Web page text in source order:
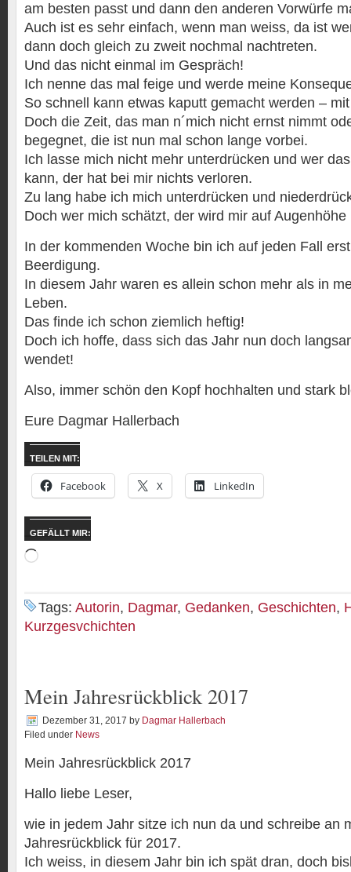
am besten passt und dann den anderen Vorwürfe
Auch ist es sehr einfach, wenn man weiss, da ist
dann doch gleich zu zweit nochmal nachtreten.
Und das nicht einmal im Gespräch!
Ich nenne das mal feige und werde meine
So schnell kann etwas kaputt gemacht werden –
Doch die Zeit, das man n´mich nicht ernst nimmt
begegnet, die ist nun mal schon lange vorbei.
Ich lasse mich nicht mehr unterdrücken und wer
kann, der hat bei mir nichts verloren.
Zu lang habe ich mich unterdrücken und
Doch wer mich schätzt, der wird mir auf Augenhöhe
In der kommenden Woche bin ich auf jeden Fall
Beerdigung.
In diesem Jahr waren es allein schon mehr als in
Leben.
Das finde ich schon ziemlich heftig!
Doch ich hoffe, dass sich das Jahr nun doch
wendet!
Also, immer schön den Kopf hochhalten und stark
Eure Dagmar Hallerbach
TEILEN MIT:
Facebook X LinkedIn
GEFÄLLT MIR:
Wird
Tags: Autorin, Dagmar, Gedanken, Geschichten,
Kurzgesvchichten
Mein Jahresrückblick 2017
Dezember 31, 2017 by Dagmar Hallerbach
Filed under News
Mein Jahresrückblick 2017
Hallo liebe Leser,
wie in jedem Jahr sitze ich nun da und schreibe an
Jahresrückblick für 2017.
Ich weiss, in diesem Jahr bin ich spät dran, doch